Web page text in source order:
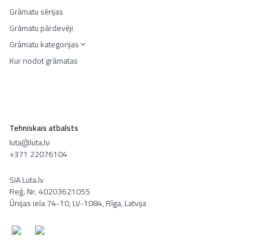
Grāmatu sērijas
Grāmatu pārdevēji
Grāmatu kategorijas
Kur nodot grāmatas
Tehniskais atbalsts
luta@luta.lv
+371 22076104
SIA Luta.lv
Reģ. Nr. 40203621055
Ūnijas iela 74-10, LV-1084, Rīga, Latvija